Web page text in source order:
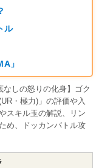
ル
」
なしの怒りの化身】ゴク
・極力)」の評価や入
スキル玉の解説、リン
め、ドッカンバトル攻